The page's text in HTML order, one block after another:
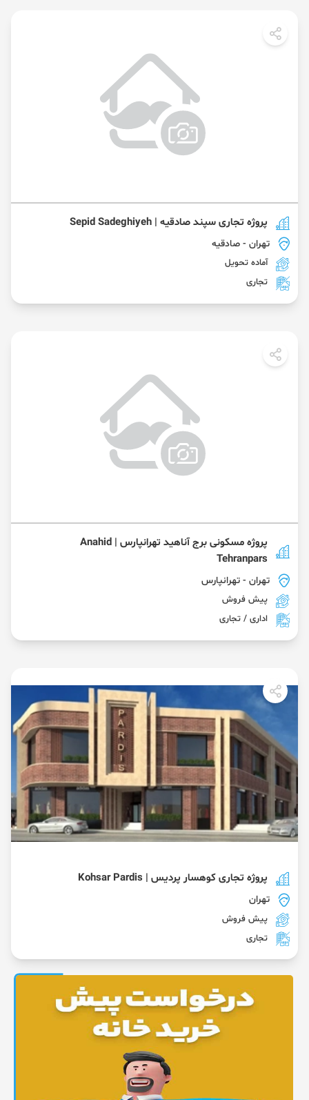
پروژه تجاری سپند صادقیه | Sepid Sadeghiyeh
تهران - صادقیه
آماده تحویل
تجاری
پروژه مسکونی برج آناهید تهرانپارس | Anahid
Tehranpars
تهران - تهرانپارس
پیش فروش
اداری / تجاری
پروژه تجاری کوهسار پردیس | Kohsar Pardis
تهران
پیش فروش
تجاری